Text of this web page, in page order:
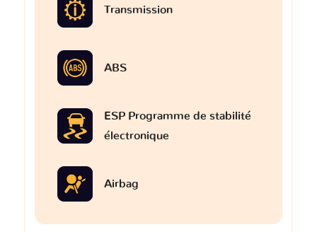
Transmission
ABS
ESP Programme de stabilité
électronique
Airbag